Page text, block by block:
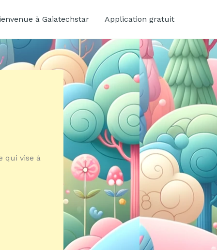
à Gaiatechstar Application gratuit
qui vise à